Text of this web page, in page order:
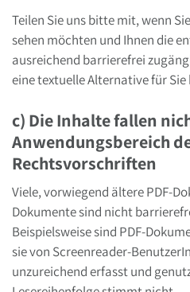
Teilen Sie uns bitte mit, wenn
sehen möchten und Ihnen die
ausreichend barrierefrei
eine textuelle Alternative für
c) Die Inhalte fallen
Anwendungsbereich
Rechtsvorschriften
Viele, vorwiegend ältere PDF-
Dokumente sind nicht
Beispielsweise sind PDF-
sie von Screenreader-
unzureichend erfasst und